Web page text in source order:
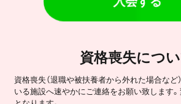
資格喪失につ
資格喪失（退職や被扶養者から外れた場合など
いる施設へ速やかにご連絡をお願い致します